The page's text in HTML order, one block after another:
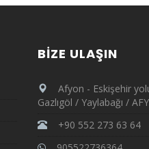
BIZE ULAŞIN
Afyon - Eskişehir
Gazlıgöl / Yaylabağı /
+90 552 273 63 64